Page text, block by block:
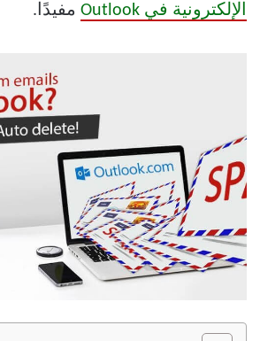
الإلكترونية في Outlook مفيدًا.